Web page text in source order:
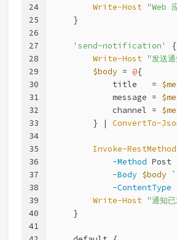
24
25
26
27
28
29
30
31
32
33
34
35
36
37
38
39
40
41
Write-Host "Web
    }
'send-notification'
{
Write-Host "发送
$body = @{
            title   =
            message =
            channel =
        } |
ConvertTo-
Invoke-RestMethod
-Method Post
-Body $body `
-ContentType
Write-Host "通知
    }